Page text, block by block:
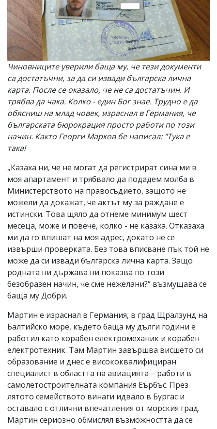
Чиновниците уверили баща му, че тези документи
са достатъчни, за да си извади българска лична
карта. После се оказало, че не са достатъчин. И
трябва да чака. Колко - един Бог знае. Трудно е да
обясниш на млад човек, израснал в Германия, че
българската бюрокрация просто работи по този
начин. Както Георги Марков бе написал: "Тука е
така!
„Казаха ни, че не могат да регистрират сина ми в
моя апартамент и трябвало да подадем молба в
Министерството на правосъдието, защото не
можели да докажат, че актът му за раждане е
истински. Това щяло да отнеме минимум шест
месеца, може и повече, колко - не казаха. Отказаха
ми да го впишат на моя адрес, докато не се
извърши проверката. Без това вписване пък той не
може да си извади българска лична карта. Защо
родната ни държава ни показва по този
безобразен начин, че сме нежелани?“ възмущава се
баща му Добри.
Мартин е израснал в Германия, в град Щралзунд на
Балтийско море, където баща му дълги години е
работил като корабен електромеханик и корабен
електротехник. Там Мартин завършва висшето си
образование и днес е висококвалифициран
специалист в областта на авиацията – работи в
самолетостроителната компания Еърбъс. През
лятото семейството винаги идвало в Бургас и
оставало с отлични впечатления от морския град.
Мартин сериозно обмислял възможността да се